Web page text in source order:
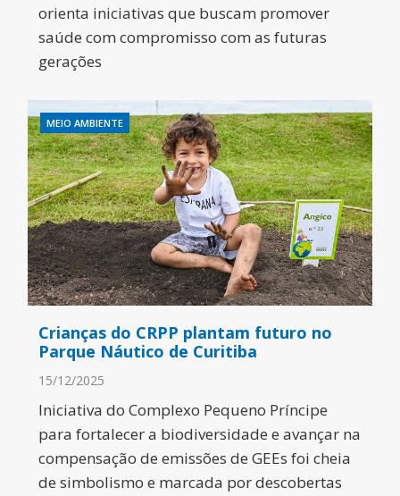
orienta iniciativas que buscam promover
saúde com compromisso com as futuras
gerações
MEIO AMBIENTE
Crianças do CRPP plantam futuro no
Parque Náutico de Curitiba
15/12/2025
Iniciativa do Complexo Pequeno Príncipe
para fortalecer a biodiversidade e avançar na
compensação de emissões de GEEs foi cheia
de simbolismo e marcada por descobertas